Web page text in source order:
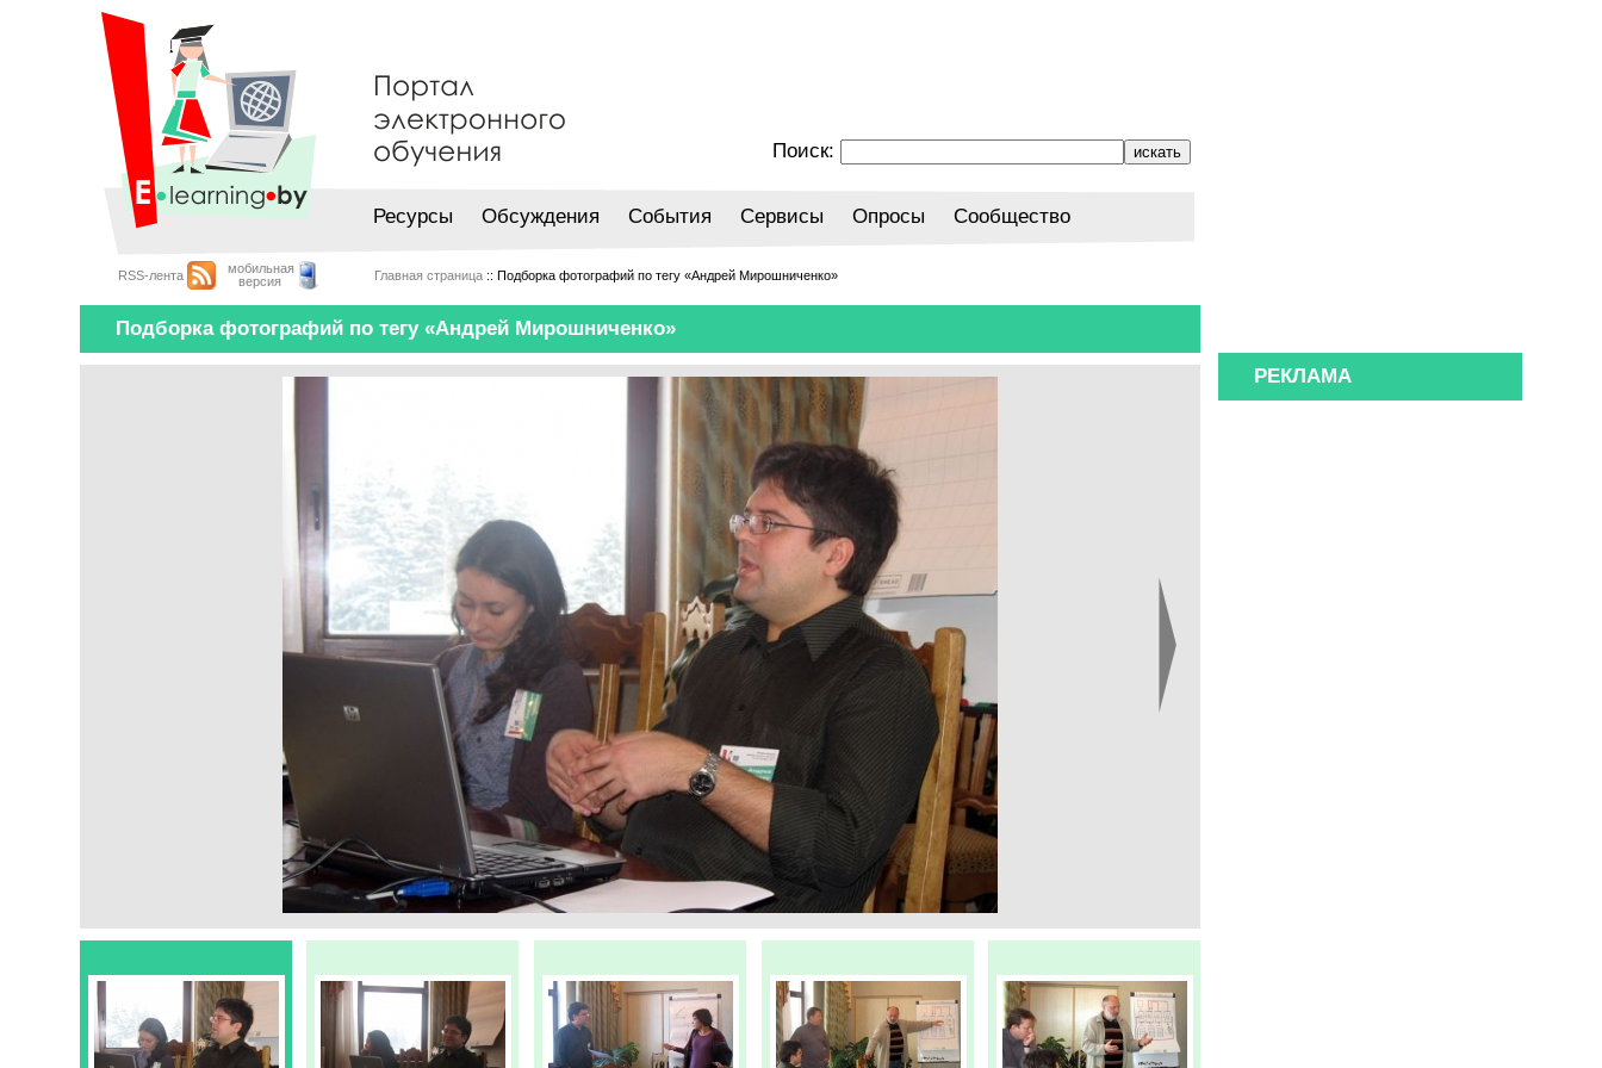
Поиск:
Ресурсы Обсуждения События Сервисы Опросы Сообщество
RSS-лента
мобильная
версия
Главная страница :: Подборка фотографий по тегу «Андрей Мирошниченко»
Подборка фотографий по тегу «Андрей Мирошниченко»
РЕКЛАМА